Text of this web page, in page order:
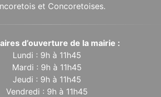
et Concoretoises.
d’ouverture de la mairie :
Lundi : 9h à 11h45
Mardi : 9h à 11h45
Jeudi : 9h à 11h45
Vendredi : 9h à 11h45